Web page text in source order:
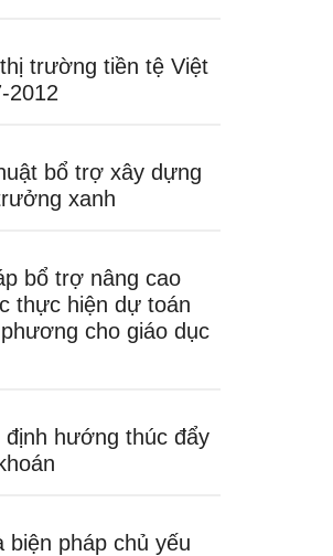
trường tiền tệ Việt
2012
bổ trợ xây dựng
xanh
bổ trợ nâng cao
thực hiện dự toán
cho giáo dục
định hướng thúc đẩy
pháp chủ yếu